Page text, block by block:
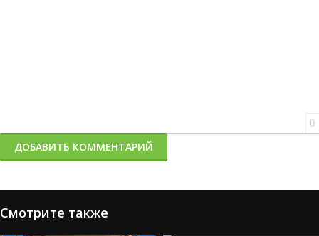
0
ДОБАВИТЬ КОММЕНТАРИЙ
Смотрите также